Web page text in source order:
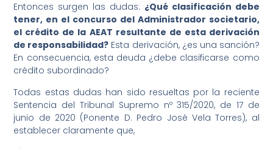
Entonces surgen las dudas: ¿Qué clasificación debe
tener, en el concurso del Administrador societario,
el crédito de la AEAT resultante de esta derivación
de responsabilidad? Esta derivación, ¿es una sanción?
En consecuencia, esta deuda ¿debe clasificarse como
crédito subordinado?
Todas estas dudas han sido resueltas por la reciente
Sentencia del Tribunal Supremo nº 315/2020, de 17 de
junio de 2020 (Ponente D. Pedro José Vela Torres), al
establecer claramente que,